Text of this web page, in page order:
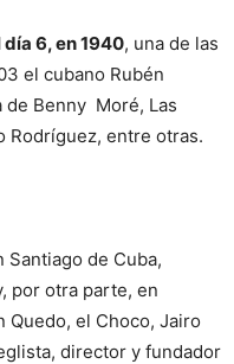
6, en 1940, una de las
el cubano Rubén
Benny Moré, Las
Rodríguez, entre otras.
Santiago de Cuba,
por otra parte, en
Quedo, el Choco, Jairo
director y fundador